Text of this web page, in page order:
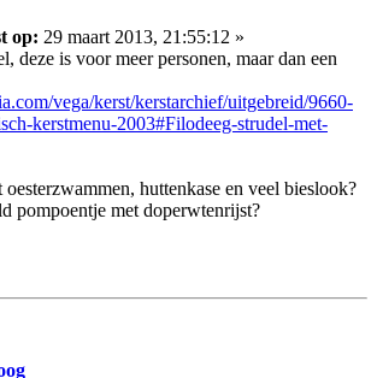
op: 29 maart 2013, 21:55:12 »
deze is voor meer personen, maar dan een
vega/kerst/kerstarchief/uitgebreid/9660-
kerstmenu-2003#Filodeeg-strudel-met-
huttenkase en veel bieslook?
pompoentje met doperwtenrijst?